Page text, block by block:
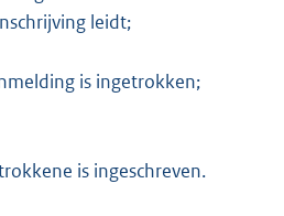
leidt;
is ingetrokken;
is ingeschreven.